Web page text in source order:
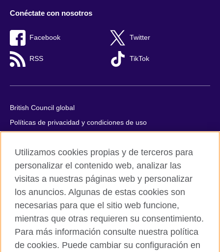
Conéctate con nosotros
Facebook Twitter
RSS TikTok
British Council global
Políticas de privacidad y condiciones de uso
Cookies
Quejas y comentarios
Mapa del sitio
© 2026 British Council
All cultural activities in Mexico are carried out by British Council
Asociados A.C., a not-for-profit entity established to undertake
cultural activities, including the promotion and diffusion of British
culture in Mexico, the fostering of cultural relations and mutual
Utilizamos cookies propias y de terceros para
personalizar el contenido web, analizar las
visitas a nuestras páginas web y personalizar
los anuncios. Algunas de estas cookies son
necesarias para que el sitio web funcione,
mientras que otras requieren su consentimiento.
Para más información consulte nuestra política
de cookies. Puede cambiar su configuración en